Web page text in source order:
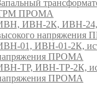
ПРОМА
ИВН-2К, ИВН-24,
напряжения
01, ИВН-01-2К,
ПРОМА
ТР, ИВН-ТР-2К,
ПРОМА